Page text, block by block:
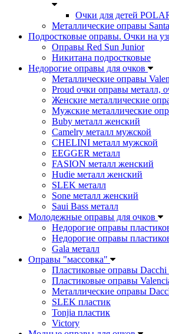
Очки для детей
Металлические оправы
Подростковые оправы. Очки на
Оправы Red Sun Junior
Никитана подростковые
Недорогие оправы для очков
Металлические оправы
Proud очки оправы металл,
Женские металлические
Мужские металлические
Buby металл женский
Camelry металл мужской
CHELINI металл мужской
EEGGER металл
FASION металл женский
Hudie металл женский
SLEK металл
Sone металл женский
Saui Bass металл
Молодежные оправы для очков
Недорогие оправы
Недорогие оправы
Gala металл
Оправы "массовка"
Пластиковые оправы Dacchi
Пластиковые оправы
Металлические оправы
SLEK пластик
Tonjia пластик
Victory